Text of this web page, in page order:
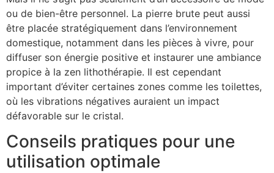
ou de bien-être personnel. La pierre brute peut aussi
être placée stratégiquement dans l’environnement
domestique, notamment dans les pièces à vivre, pour
diffuser son énergie positive et instaurer une ambiance
propice à la zen lithothérapie. Il est cependant
important d’éviter certaines zones comme les toilettes,
où les vibrations négatives auraient un impact
défavorable sur le cristal.
Conseils pratiques pour une
utilisation optimale